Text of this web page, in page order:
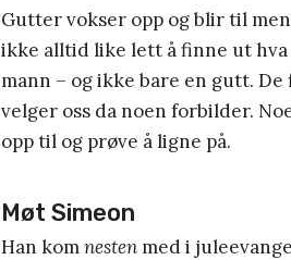
Gutter vokser opp og blir til
ikke alltid like lett å finne ut
mann – og ikke bare en gutt. De
velger oss da noen forbilder.
opp til og prøve å ligne på.
Møt Simeon
Han komnestenmed i